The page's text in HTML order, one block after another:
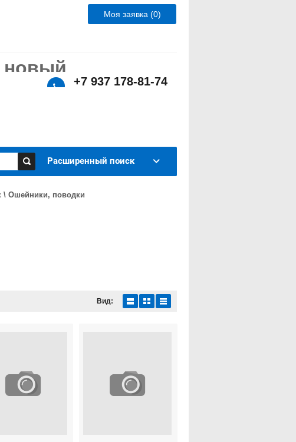
Моя заявка (0)
новый
+7 937 178-81-74
Расширенный поиск
\ Ошейники, поводки
Вид: